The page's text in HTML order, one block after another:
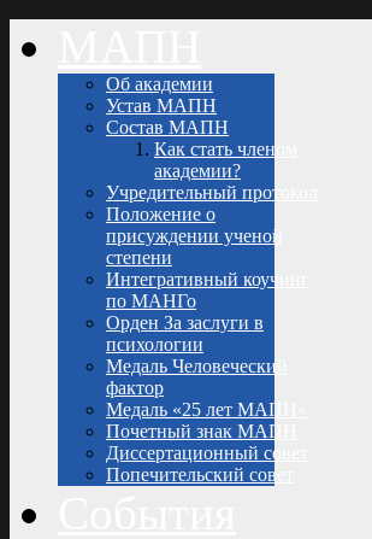
Об академии
Устав МАПН
Состав МАПН
Как стать членом
академии?
Учредительный протокол
Положение о
присуждении ученой
степени
Интегративный коучинг
по МАНГо
Орден За заслуги в
психологии
Медаль Человеческий
фактор
Медаль «25 лет МАПН»
Почетный знак МАПН
Диссертационный совет
Попечительский совет